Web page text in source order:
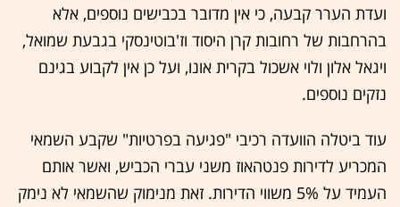
ועדת הערר קבעה, כי אין מדובר בכבישים נוספים, אלא
בהרחבות של רחובות קרן היסוד וז'בוטינסקי בגבעת שמואל,
ויגאל אלון ולוי אשכול בקרית אונו, ועל כן אין לקבוע בגינם
נזקים נוספים.
עוד ביטלה הוועדה רכיבי "פגיעה בפרטיות" שקבע השמאי
המכריע לדירות פנטהאוז משני עברי הכביש, ואשר אותם
העמיד על 5% משווי הדירות. זאת מנימוק שהשמאי לא נימק